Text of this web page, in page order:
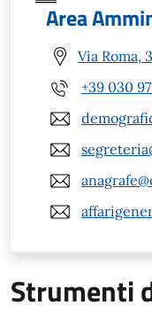
Area
Via Roma,
+39 030
Strumenti